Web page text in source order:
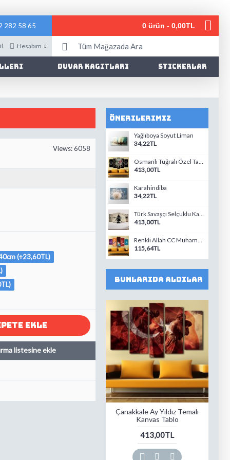
282 58 65 0 ürün - 0,00TL
Hesabım
Duvar Kagıtları Stickerlar
Önerilerimiz
Yağlıboya Soyut Liman
34,22TL
Osmanlı Tuğralı Özel Tasarım Kanvas Tablo-13
413,00TL
Karahindiba
34,22TL
Türk Savaşçı Selçuklu Kartalı ve Kayı Tamgalı Tablo-3
413,00TL
Renkli Allah CC Muhammed SAV Yazılı Cami Temalı Kanas Tablo
115,64TL
Bunlarıda Aldılar
Çanakkale Ay Yıldız Temalı
Kanvas Tablo
413,00TL
Views: 6058
(+23,60TL)
EKLE
listesine ekle